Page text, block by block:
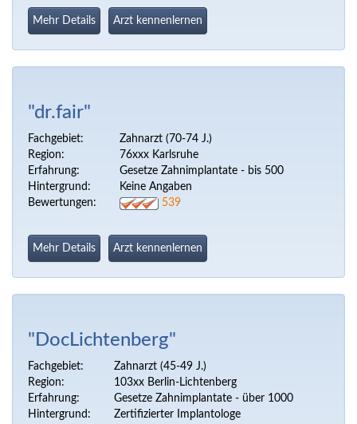
Mehr Details Arzt kennenlernen
"dr.fair"
Fachgebiet:
Zahnarzt (70-74 J.)
Region:
76xxx Karlsruhe
Erfahrung:
Gesetze Zahnimplantate - bis 500
Hintergrund:
Keine Angaben
Bewertungen:
539
Mehr Details Arzt kennenlernen
"DocLichtenberg"
Fachgebiet:
Zahnarzt (45-49 J.)
Region:
103xx Berlin-Lichtenberg
Erfahrung:
Gesetze Zahnimplantate - über 1000
Hintergrund:
Zertifizierter Implantologe